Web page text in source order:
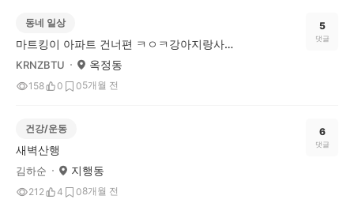
동네 일상
마트킹이 아파트 건너편 ㅋㅇㅋ강아지랑사책편함
KRNZBTU 옥정동
158 0 05개월 전
5
댓글
건강/운동
새벽산행
김하순 지행동
212 4 08개월 전
6
댓글